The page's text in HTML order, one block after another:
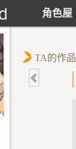
角色屋
TA的作品